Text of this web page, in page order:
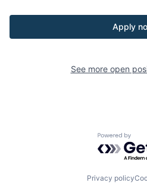
Apply
See more open
Powered
Privacy policy